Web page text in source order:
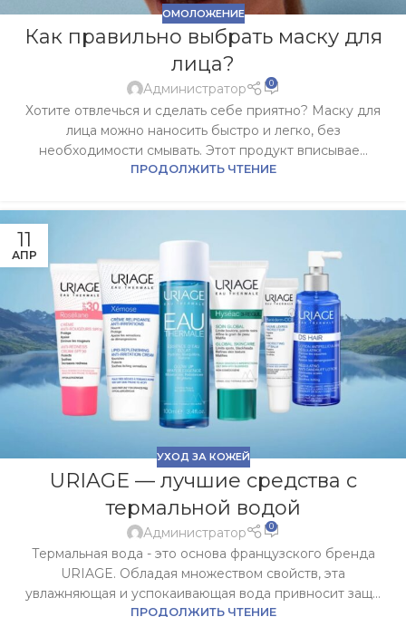
ОМОЛОЖЕНИЕ
Как правильно выбрать маску для
лица?
Администратор 0
Хотите отвлечься и сделать себе приятно? Маску для
лица можно наносить быстро и легко, без
необходимости смывать. Этот продукт вписывае...
ПРОДОЛЖИТЬ ЧТЕНИЕ
11
АПР
УХОД ЗА КОЖЕЙ
URIAGE — лучшие средства с
термальной водой
Администратор 0
Термальная вода - это основа французского бренда
URIAGE. Обладая множеством свойств, эта
увлажняющая и успокаивающая вода привносит защ...
ПРОДОЛЖИТЬ ЧТЕНИЕ